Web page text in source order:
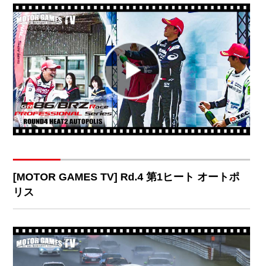
[MOTOR GAMES TV] Rd.4 第1ヒート オートポ
リス